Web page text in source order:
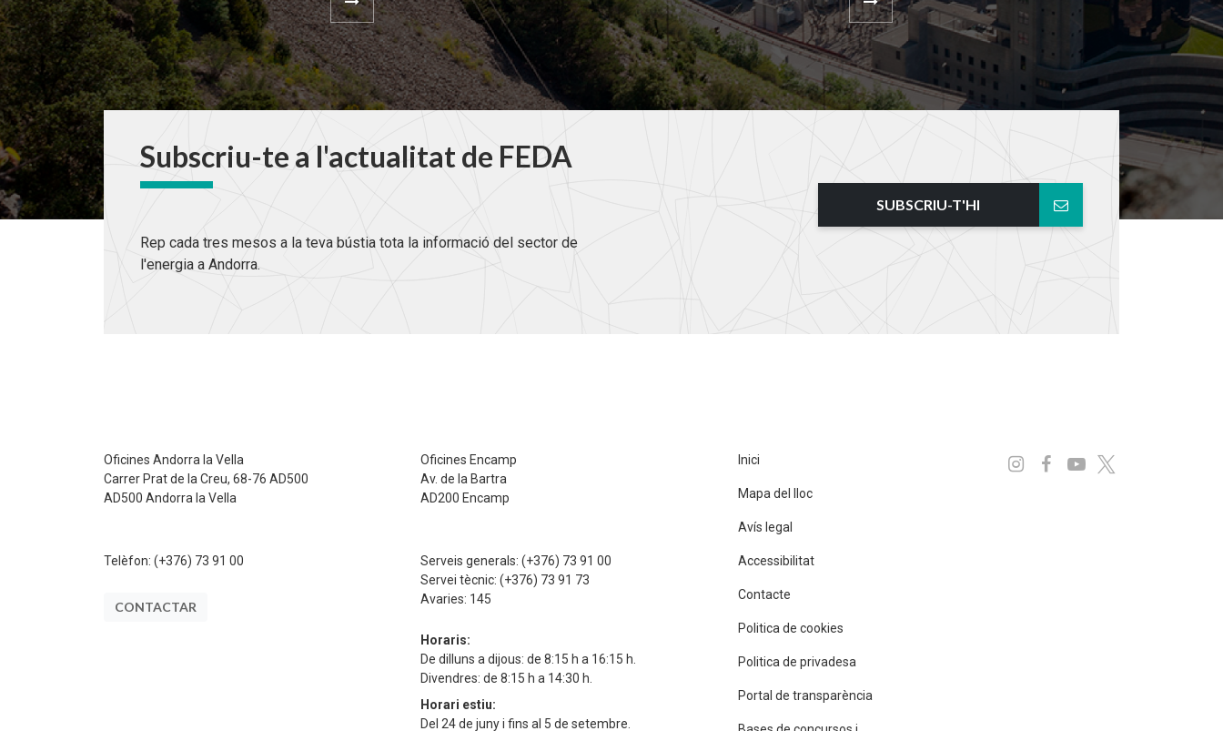
Subscriu-te a l'actualitat de FEDA
Rep cada tres mesos a la teva bústia tota la informació del sector de
l'energia a Andorra.
SUBSCRIU-T'HI
Oficines Andorra la Vella
Carrer Prat de la Creu, 68-76 AD500
AD500 Andorra la Vella
Telèfon: (+376) 73 91 00
CONTACTAR
Oficines Encamp
Av. de la Bartra
AD200 Encamp
Serveis generals:(+376) 73 91 00
Servei tècnic:(+376) 73 91 73
Avaries: 145
Horaris:
De dilluns a dijous: de 8:15 h a 16:15 h.
Divendres: de 8:15 h a 14:30 h.
Horari estiu:
Del 24 de juny i fins al 5 de setembre.
Inici
Mapa del lloc
Avís legal
Accessibilitat
Contacte
Politica de cookies
Politica de privadesa
Portal de transparència
Instagram
Facebook
Youtube